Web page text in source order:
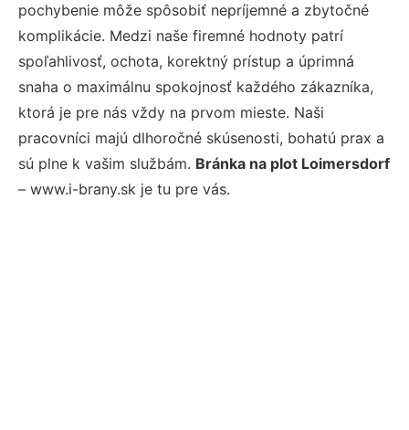
pochybenie môže spôsobiť nepríjemné a zbytočné
komplikácie. Medzi naše firemné hodnoty patrí
spoľahlivosť, ochota, korektný prístup a úprimná
snaha o maximálnu spokojnosť každého zákazníka,
ktorá je pre nás vždy na prvom mieste. Naši
pracovníci majú dlhoročné skúsenosti, bohatú prax a
sú plne k vašim službám. Bránka na plot Loimersdorf
– www.i-brany.sk je tu pre vás.